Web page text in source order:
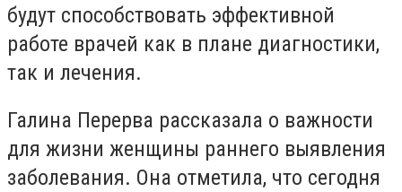
будут способствовать эффективной
работе врачей как в плане диагностики,
так и лечения.
Галина Перерва рассказала о важности
для жизни женщины раннего выявления
заболевания. Она отметила, что сегодня